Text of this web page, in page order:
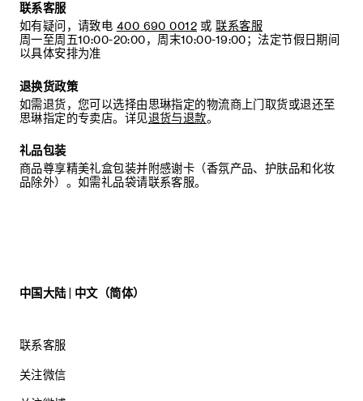
联系客服
如有疑问，请致电 400 690 0012 或 联系客服
周一至周五10:00-20:00，周末10:00-19:00；法定节假日期间
以具体安排为准
退换货政策
如需退货，您可以选择由思琳指定的物流商上门取货或退还至
思琳指定的专卖店。详见退货与退款。
礼品包装
商品尊享精美礼盒包装并附感谢卡（香氛产品、护肤品和化妆
品除外）。如需礼品袋请联系客服。
中国大陆 | 中文（简体）
联系客服
关注微信